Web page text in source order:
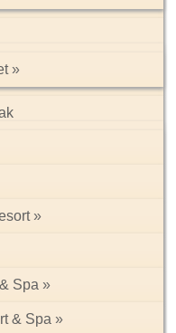
Spa
& Spa